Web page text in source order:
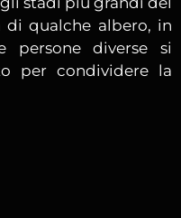
di qualche albero, in
persone diverse si
per condividere la